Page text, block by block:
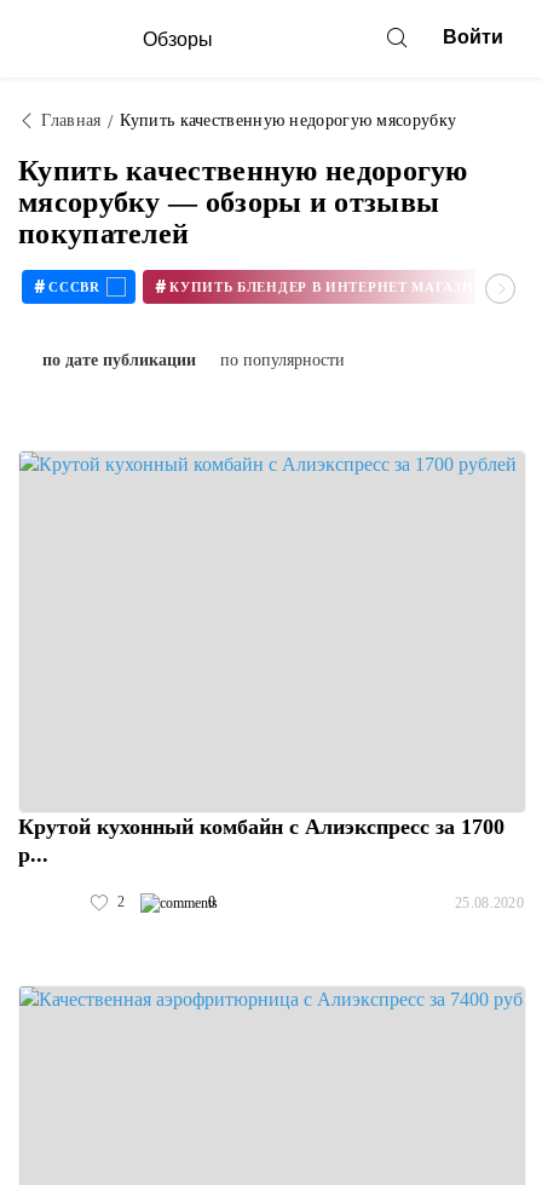
Обзоры Войти
Главная Купить качественную недорогую мясорубку
Купить качественную недорогую
мясорубку — обзоры и отзывы
покупателей
# CCCBR #
по дате публикации по популярности
Крутой кухонный комбайн с Алиэкспресс за 1700
р...
2 0 25.08.2020